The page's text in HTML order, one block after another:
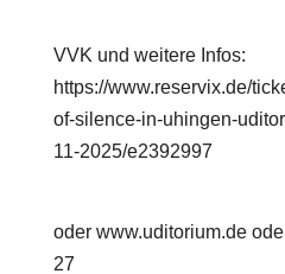
VVK und weitere Infos:
https://www.reservix.de/
of-silence-in-uhingen-
11-2025/e2392997
oder www.uditorium.de
27